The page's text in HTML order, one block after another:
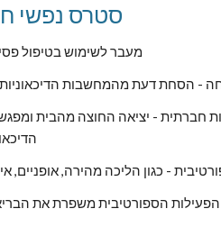
סטרס נפשי
- הסחת דעת מהמחשבות
- כגון הליכה מהירה,
הפעילות הספורטיבית משפרת את